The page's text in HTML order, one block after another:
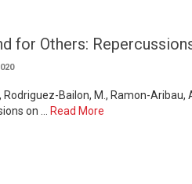
for Others:
Bailon, M., Ramon-Aribau,
on …
Read More